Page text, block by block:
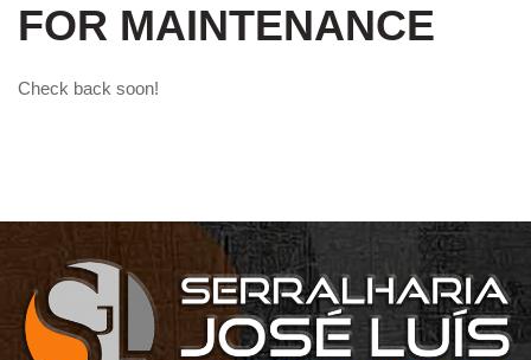
FOR MAINTENANCE
Check back soon!